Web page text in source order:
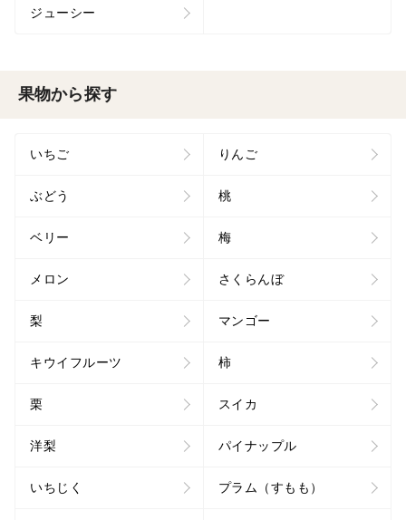
ジューシー
果物から探す
いちご りんご
ぶどう 桃
ベリー 梅
メロン さくらんぼ
梨 マンゴー
キウイフルーツ 柿
栗 スイカ
洋梨 パイナップル
いちじく プラム（すもも）